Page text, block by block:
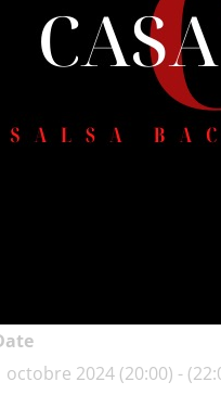
octobre 2024 (20:00) -